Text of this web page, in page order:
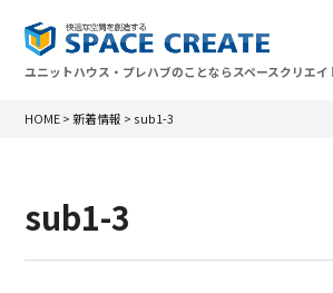
ユニットハウス・プレハブのことならスペースクリエイ
HOME > 新着情報 > sub1-3
sub1-3